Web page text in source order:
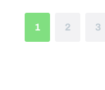
1 2 3